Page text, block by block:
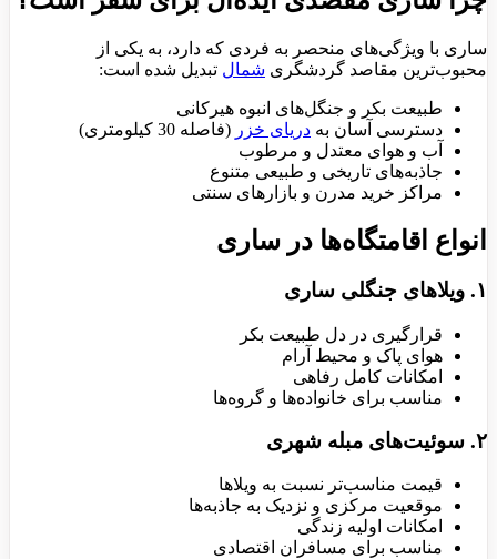
ساری با ویژگی‌های منحصر به فردی که دارد، به یکی از
محبوب‌ترین مقاصد گردشگری شمال تبدیل شده است:
طبیعت بکر و جنگل‌های انبوه هیرکانی
دسترسی آسان به دریای خزر (فاصله 30 کیلومتری)
آب و هوای معتدل و مرطوب
جاذبه‌های تاریخی و طبیعی متنوع
مراکز خرید مدرن و بازارهای سنتی
انواع اقامتگاه‌ها در ساری
۱. ویلاهای جنگلی ساری
قرارگیری در دل طبیعت بکر
هوای پاک و محیط آرام
امکانات کامل رفاهی
مناسب برای خانواده‌ها و گروه‌ها
۲. سوئیت‌های مبله شهری
قیمت مناسب‌تر نسبت به ویلاها
موقعیت مرکزی و نزدیک به جاذبه‌ها
امکانات اولیه زندگی
مناسب برای مسافران اقتصادی